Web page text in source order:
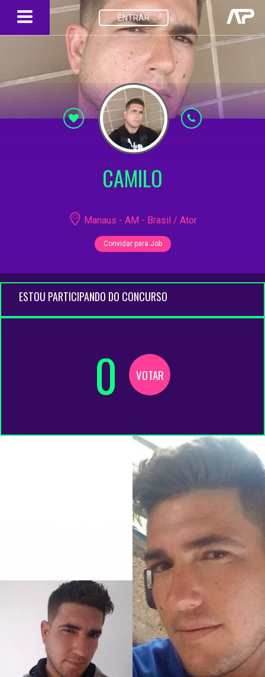
ENTRAR
CAMILO
Manaus - AM - Brasil / Ator
Convidar para Job
ESTOU PARTICIPANDO DO CONCURSO
0 VOTAR